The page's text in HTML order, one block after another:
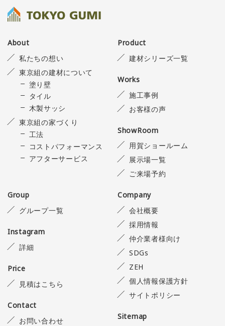
About
私たちの想い
東京組の建材について
塗り壁
タイル
木製サッシ
東京組の家づくり
工法
コストパフォーマンス
アフターサービス
Product
建材シリーズ一覧
Works
施工事例
お客様の声
ShowRoom
用賀ショールーム
展示場一覧
ご来場予約
Group
グループ一覧
Instagram
詳細
Price
見積はこちら
Contact
お問い合わせ
Company
会社概要
採用情報
仲介業者様向け
SDGs
ZEH
個人情報保護方針
サイトポリシー
Sitemap